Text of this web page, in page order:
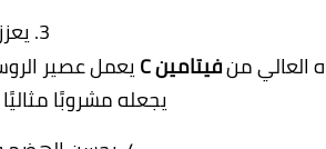
3. يعزز جهاز المناعة
العالي منفيتامين C
يعمل عصير
يجعله مشروبًا